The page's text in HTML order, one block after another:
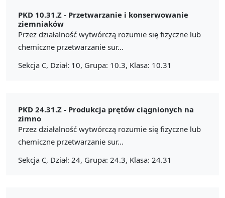
PKD 10.31.Z - Przetwarzanie i konserwowanie
ziemniaków
Przez działalność wytwórczą rozumie się fizyczne lub
chemiczne przetwarzanie sur...
Sekcja C, Dział: 10, Grupa: 10.3, Klasa: 10.31
PKD 24.31.Z - Produkcja prętów ciągnionych na
zimno
Przez działalność wytwórczą rozumie się fizyczne lub
chemiczne przetwarzanie sur...
Sekcja C, Dział: 24, Grupa: 24.3, Klasa: 24.31